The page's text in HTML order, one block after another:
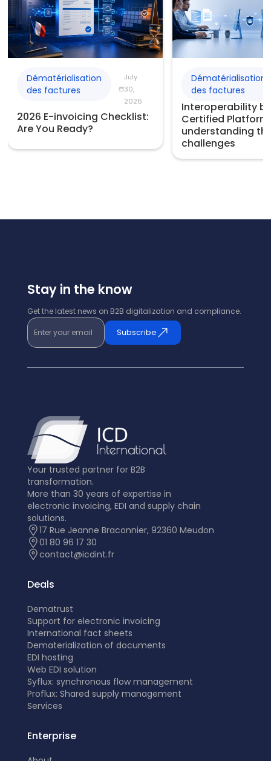
Dématérialisation
des factures
July
30,
2026
2026 E-invoicing Checklist:
Are You Ready?
Dématérialisation
des factures
Interoperability
Certified
understanding
challenges
Stay in the know
Get the latest news on B2B digitalization and compliance.
Enter your email Subscribe
Your trusted partner for B2B
transformation.
More than 30 years of expertise in
electronic invoicing, EDI and supply chain
solutions.
17 Rue Jeanne Braconnier, 92360 Meudon
01 80 96 17 30
contact@icdint.fr
Deals
Dematrust
Support for electronic invoicing
International fact sheets
Dematerialization of documents
EDI hosting
Web EDI solution
Syflux: synchronous flow management
Proflux: Shared supply management
Services
Enterprise